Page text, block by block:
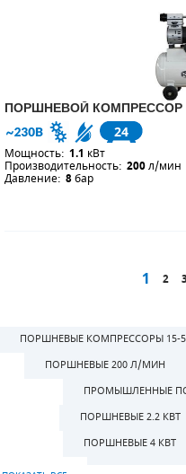
ПОРШНЕВОЙ КОМПРЕССОР
24
Мощность: 1.1 кВт
Производительность: 200л/мин
Давление: 8бар
1 2 3
ПОРШНЕВЫЕ КОМПРЕССОРЫ 15-
ПОРШНЕВЫЕ 200 Л/МИН
ПРОМЫШЛЕННЫЕ
ПОРШНЕВЫЕ 2.2 КВТ
ПОРШНЕВЫЕ 4 КВТ